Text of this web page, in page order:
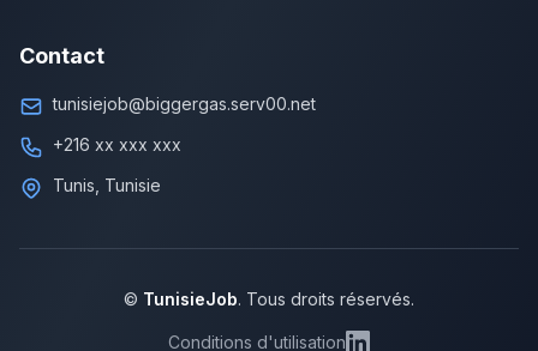
Contact
tunisiejob@biggergas.serv00.net
+216 xx xxx xxx
Tunis, Tunisie
© TunisieJob. Tous droits réservés.
Conditions d'utilisation